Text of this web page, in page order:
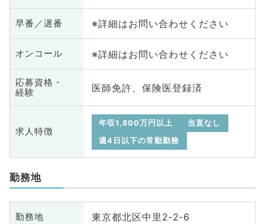
早番／遅番 ※詳細はお問い合わせください
オンコール ※詳細はお問い合わせください
応募資格・
経験
医師免許、保険医登録済
求人特徴
年収1,800万円以上
当直なし
週4日以下の常勤勤務
勤務地
勤務地 東京都北区中里2‐2‐6